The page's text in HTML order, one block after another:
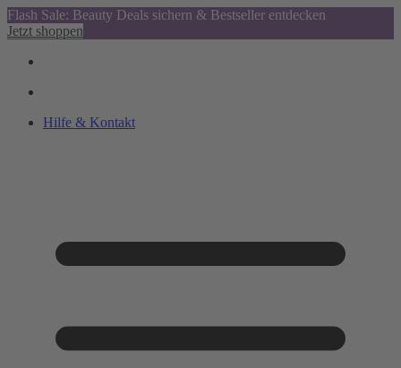
Flash Sale: Beauty Deals sichern & Bestseller entdecken
Jetzt shoppen
Hilfe & Kontakt